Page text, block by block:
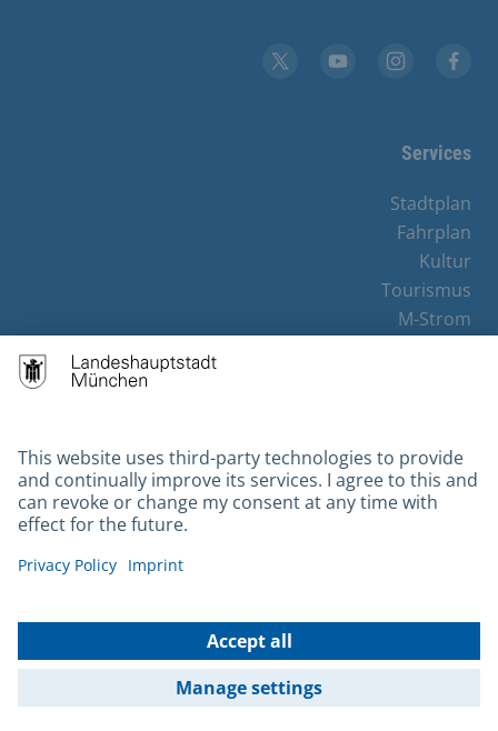
Services
Stadtplan
Fahrplan
Kultur
Tourismus
M-Strom
Contact
Barrierefreiheit
Kontakt